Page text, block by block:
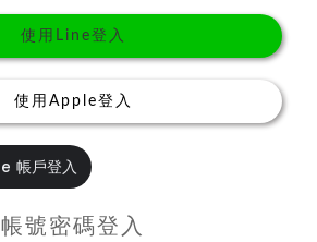
使用Line登入
使用Apple登入
帳號密碼登入